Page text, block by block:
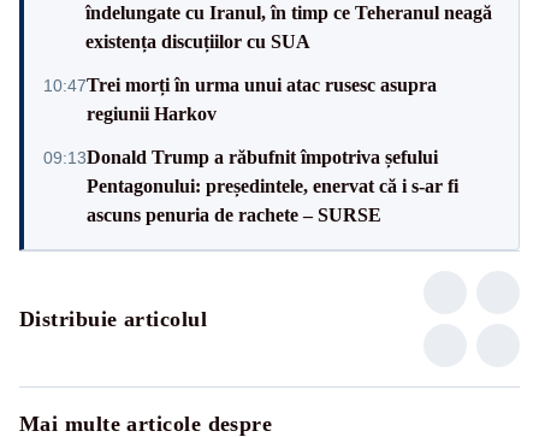
îndelungate cu Iranul, în timp ce Teheranul neagă
existența discuțiilor cu SUA
10:47Trei morți în urma unui atac rusesc asupra
regiunii Harkov
09:13Donald Trump a răbufnit împotriva șefului
Pentagonului: președintele, enervat că i s-ar fi
ascuns penuria de rachete – SURSE
Distribuie articolul
Mai multe articole despre